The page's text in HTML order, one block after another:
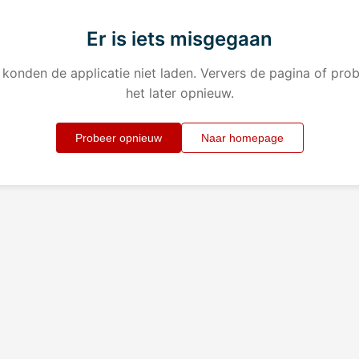
Er is iets misgegaan
konden de applicatie niet laden. Ververs de pagina of
het later opnieuw.
Probeer opnieuw Naar homepage